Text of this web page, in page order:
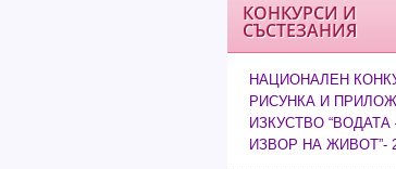
КОНКУРСИ И
СЪСТЕЗАНИЯ
НАЦИОНАЛЕН
РИСУНКА И
ИЗКУСТВО “ВОДАТА
ИЗВОР НА ЖИВОТ”-